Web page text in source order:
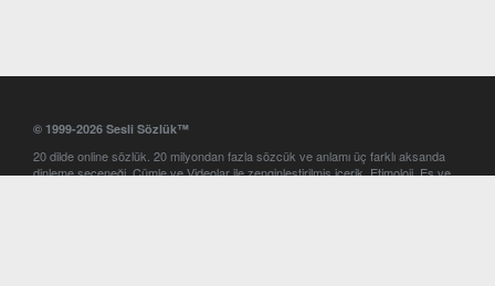
© 1999-2026 Sesli Sözlük™
20 dilde online sözlük. 20 milyondan fazla sözcük ve anlamı üç farklı aksanda
dinleme seçeneği. Cümle ve Videolar ile zenginleştirilmiş içerik. Etimoloji, Eş ve